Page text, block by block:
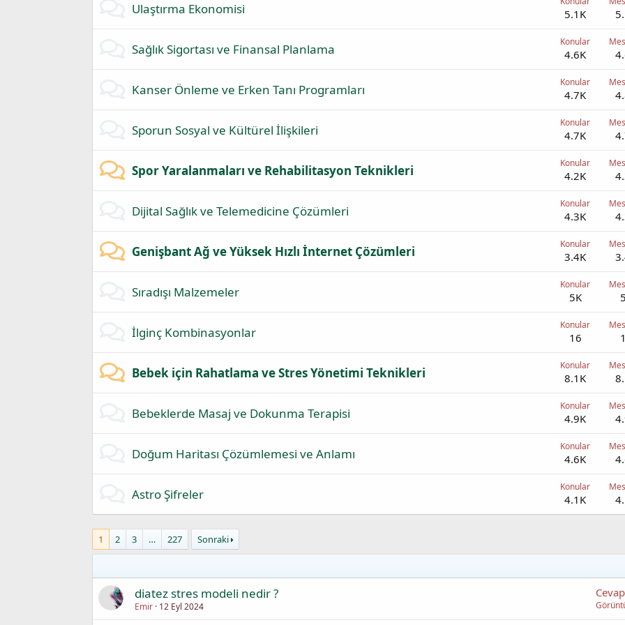
Ulaştırma Ekonomisi 5.1K
Sağlık Sigortası ve Finansal Planlama Konular
4.6K
Kanser Önleme ve Erken Tanı Programları Konular
4.7K
Sporun Sosyal ve Kültürel İlişkileri Konular
4.7K
Spor Yaralanmaları ve Rehabilitasyon Teknikleri Konular
4.2K
Dijital Sağlık ve Telemedicine Çözümleri Konular
4.3K
Genişbant Ağ ve Yüksek Hızlı İnternet Çözümleri Konular
3.4K
Sıradışı Malzemeler Konular
5K
İlginç Kombinasyonlar Konular
16
Bebek için Rahatlama ve Stres Yönetimi Teknikleri Konular
8.1K
Bebeklerde Masaj ve Dokunma Terapisi Konular
4.9K
Doğum Haritası Çözümlemesi ve Anlamı Konular
4.6K
Astro Şifreler Konular
4.1K
1 2 3 … 227 Sonraki
diatez stres modeli nedir ?
Emir 12 Eyl 2024